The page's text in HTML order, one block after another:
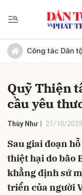
Công tác Dân
Quỹ Thiện
cầu yêu
Thùy Như 21/10/
Sau giai đoạn
thiệt hại do bão
khẳng định sứ
triển của người
Gửi bình luận